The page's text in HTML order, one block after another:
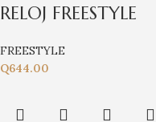
RELOJ FREESTYLE
FREESTYLE
Q644.00